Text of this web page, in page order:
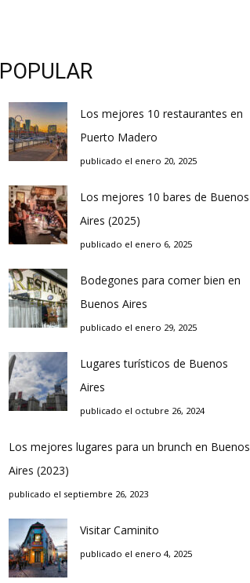
POPULAR
Los mejores 10 restaurantes en
Puerto Madero
publicado el enero 20, 2025
Los mejores 10 bares de Buenos
Aires (2025)
publicado el enero 6, 2025
Bodegones para comer bien en
Buenos Aires
publicado el enero 29, 2025
Lugares turísticos de Buenos
Aires
publicado el octubre 26, 2024
Los mejores lugares para un brunch en Buenos
Aires (2023)
publicado el septiembre 26, 2023
Visitar Caminito
publicado el enero 4, 2025